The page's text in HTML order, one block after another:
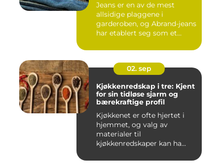
Jeans er en av de mest
allsidige plaggene i
garderoben, og Abrand-jeans
har etablert seg som et
02. sep
Kjøkkenredskap i tre: Kjent
for sin tidløse sjarm og
bærekraftige profil
Kjøkkenet er ofte hjertet i
hjemmet, og valg av
materialer til
kjøkkenredskaper kan ha...